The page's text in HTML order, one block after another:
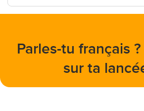
Parles-tu français
sur ta